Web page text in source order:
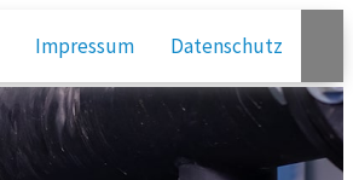
Impressum Datenschutz